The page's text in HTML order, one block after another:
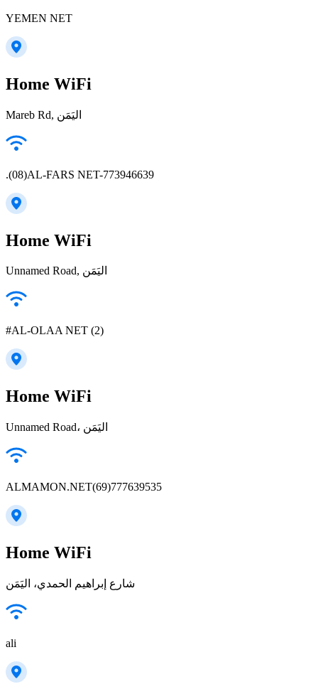
YEMEN NET
Home WiFi
Mareb Rd, اليَمَن
.(08)AL-FARS NET-773946639
Home WiFi
Unnamed Road, اليَمَن
#AL-OLAA NET (2)
Home WiFi
Unnamed Road، اليَمَن
ALMAMON.NET(69)777639535
Home WiFi
شارع إبراهيم الحمدي، اليَمَن
ali